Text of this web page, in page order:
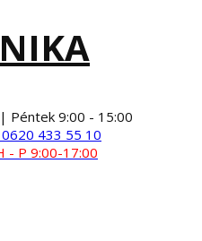
Péntek 9:00 - 15:00
433 55 10
- P 9:00-17:00